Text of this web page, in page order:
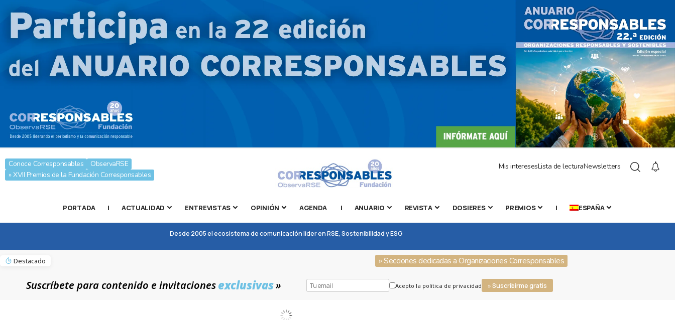
Conoce Corresponsables
ObservaRSE
» XVII Premios de la Fundación Corresponsables
Mis interesesLista de lecturaNewsletters
PORTADA | ACTUALIDAD ENTREVISTAS OPINIÓN AGENDA | ANUARIO REVISTA DOSIERES PREMIOS | ESPAÑA
Desde 2005 el ecosistema de comunicación líder en RSE, Sostenibilidad y ESG
Destacado » Secciones dedicadas a Organizaciones Corresponsables
Suscríbete para contenido e invitacionesexclusivas» Acepto la política de privacidad » Suscribirme gratis